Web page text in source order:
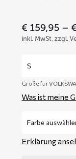
€ 159,95 – €
inkl. MwSt, zzgl.
Größe für
Was ist meine
Erklärung